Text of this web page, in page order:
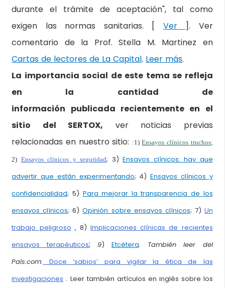
durante el trámite de aceptación", tal como
exigen las normas sanitarias. [ Ver ]. Ver
comentario de la Prof. Stella M. Martinez en
Cartas de lectores de La Capital. Leer más.
La importancia social de este tema se refleja
en la cantidad de
información publicada recientemente en el
sitio del SERTOX, ver noticias previas
relacionadas en nuestro sitio: :1)Ensayos clínicos truchos;
2) Ensayos clínicos y seguridad; 3)Ensayos clínicos: hay que
advertir que están experimentando; 4)Ensayos clínicos y
confidencialidad; 5) Para mejorar la transparencia de los
ensayos clínicos; 6)Opinión sobre ensayos clínicos; 7) Un
trabajo peligroso , 8)Implicaciones clínicas de recientes
ensayos terapéuticos; 9)Etcétera. También leer del
País.com: Doce ‘sabios’ para vigilar la ética de las
investigaciones . Leer también artículos en inglés sobre los